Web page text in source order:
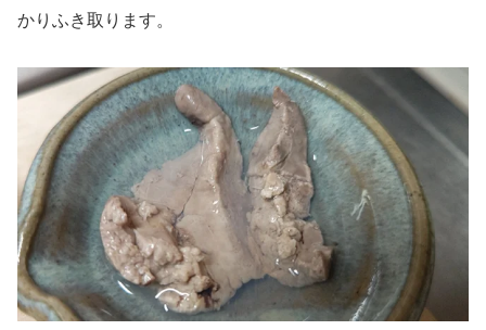
かりふき取ります。